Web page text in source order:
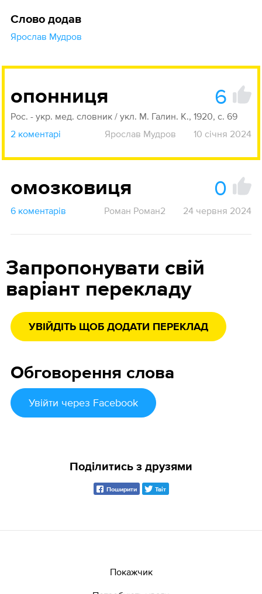
Слово додав
Ярослав Мудров
опонниця 6
Рос. - укр. мед. словник / укл. М. Галин. К., 1920, с. 69
2 коментарі
Ярослав Мудров 10 січня 2024
омозковиця 0
6 коментарів Роман Роман2 24 червня 2024
Запропонувати свій
варіант перекладу
УВІЙДІТЬ ЩОБ ДОДАТИ ПЕРЕКЛАД
Обговорення слова
Увійти через Facebook
Поділитись з друзями
Поширити Твіт
Покажчик